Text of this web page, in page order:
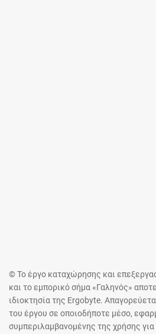
© Το έργο καταχώρησης και
και το εμπορικό σήμα «Γαληνός»
ιδιοκτησία της Ergobyte.
του έργου σε οποιοδήποτε μέσο,
συμπεριλαμβανομένης της χρήσης